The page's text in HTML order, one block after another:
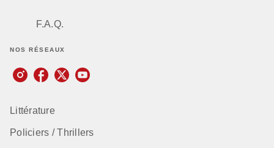
F.A.Q.
NOS RÉSEAUX
Littérature
Policiers / Thrillers